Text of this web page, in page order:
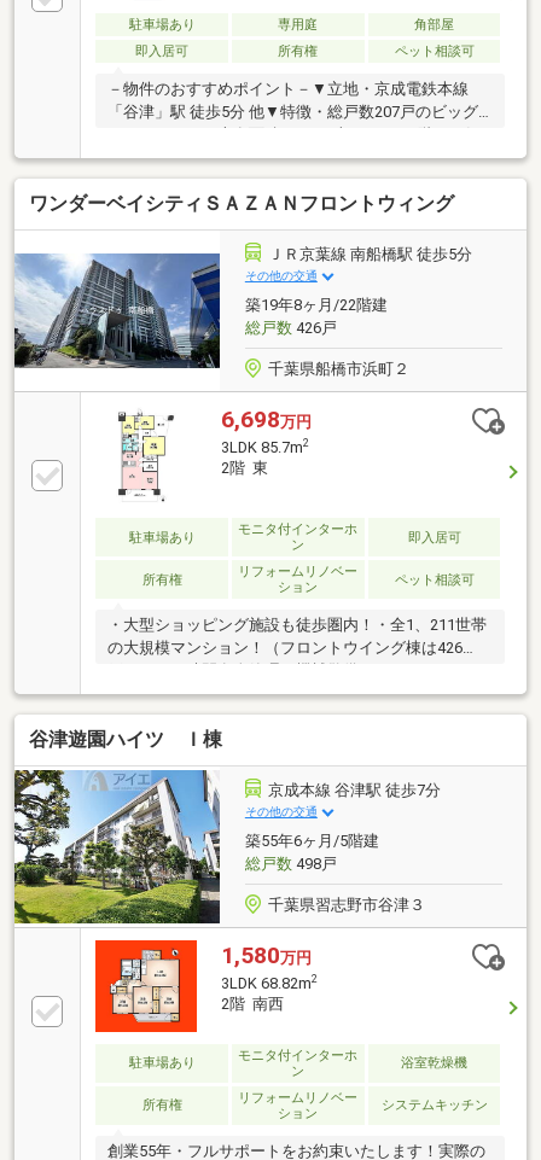
駐車場あり 専用庭
角部屋
即入居可
所有権 ペット相談可
－物件のおすすめポイント－▼立地・京成電鉄本線
「谷津」駅 徒歩5分 他▼特徴・総戸数207戸のビッグ
兼ねせず暮らせる1階部分・料理中も会話を楽しめる
対面式キッチン、床下収納有・LDと和室は一体利用可
能な間取り・ペット飼育可能(飼育細則有)▼周辺環
境・スーパー「ヨークマート谷津店」徒歩2分(約
120m)・ローソン習志野谷津ソフトタウン前店 徒歩3
分(約180m)・谷津保険病院 徒歩5分(約400m)■ ご希望
の住まい探しをお手伝いします ━━━━━・・・物件
の詳細・ご相談はお気軽にお問い合わせください。
ワンダーベイシティＳＡＺＡＮフロントウィング
ＪＲ京葉線 南船橋駅 徒歩5分
その他の交通
築19年8ヶ月/22階建
総戸数426戸
千葉県船橋市浜町２
6,698万円
3LDK 85.7m2
2階 東
駐車場あり
モニタ付インターホ
ン
即入居可
所有権
リフォームリノベー
ション
ペット相談可
・大型ショッピング施設も徒歩圏内！・全1、211世帯
の大規模マンション！（フロントウイング棟は426
ィ体制 ・広々85.70㎡の3LDK・遮音性、メンテナン
ス性を考慮した二重床・二重天井構造・シアタールー
ム・パーティルーム・多目的ルーム（兼キッズルー
ム）・フィットネスルームなどの充実した共用施設
（一部有料） ・ペット飼育可能（飼育細則有）・1階
部分にローソンあり！・大規模修繕工事実施済み
（2020年7月完了 内容：外壁修繕等）・ サービスカ
ウンターではコンシェルジュサービス有
谷津遊園ハイツ Ｉ棟
京成本線 谷津駅 徒歩7分
その他の交通
築55年6ヶ月/5階建
総戸数498戸
千葉県習志野市谷津３
1,580万円
3LDK 68.82m2
2階 南西
駐車場あり
モニタ付インターホ
ン
浴室乾燥機
所有権
リフォームリノベー
ション
システムキッチン
創業55年・フルサポートをお約束いたします！実際の